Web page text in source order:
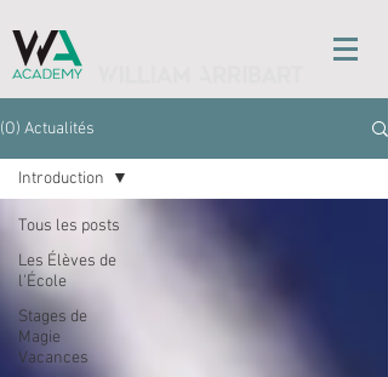
(O) Actualités
Tous les posts
Les Élèves de
l'École
Stages de
Magie
Vacances
Introduction